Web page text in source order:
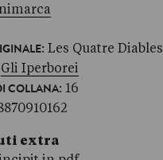
: Les Quatre Diables
Gli Iperborei
COLLANA: 16
extra